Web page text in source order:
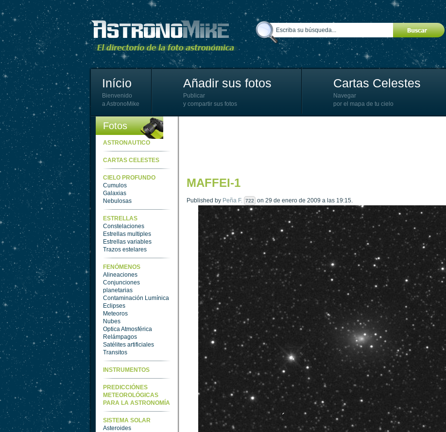
Início
Bienvenido
a AstronoMike
Añadir sus fotos
Publicar
y compartir sus fotos
Cartas Celestes
Navegar
por el mapa de tu cielo
Fotos
ASTRONAUTICO
CARTAS CELESTES
CIELO PROFUNDO
Cumulos
Galaxias
Nebulosas
ESTRELLAS
Constelaciones
Estrellas multiples
Estrellas variables
Trazos estelares
FENÓMENOS
Alineaciones
Conjunciones
planetarias
Contaminación Lumínica
Eclipses
Meteoros
Nubes
Optica Atmosférica
Relámpagos
Satélites artificiales
Transitos
INSTRUMENTOS
PREDICCIÓNES
METEOROLÓGICAS
PARA LA ASTRONOMÍA
SISTEMA SOLAR
Asteroides
MAFFEI-1
Published by Peña F. 722 on 29 de enero de 2009 a las 19:15.